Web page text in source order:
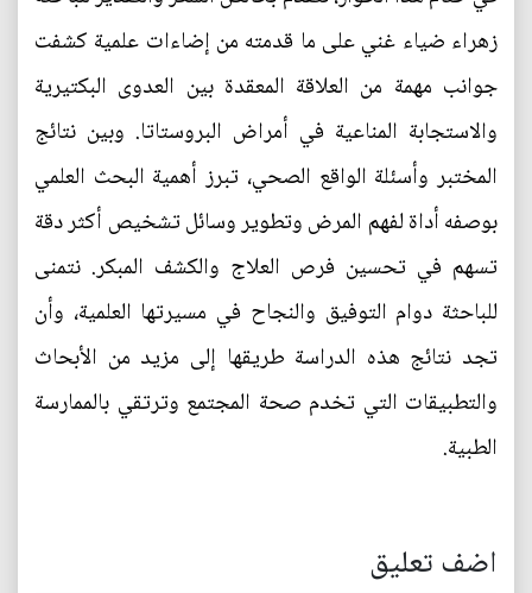
زهراء ضياء غني على ما قدمته من إضاءات علمية كشفت
جوانب مهمة من العلاقة المعقدة بين العدوى البكتيرية
والاستجابة المناعية في أمراض البروستاتا. وبين نتائج
المختبر وأسئلة الواقع الصحي، تبرز أهمية البحث العلمي
بوصفه أداة لفهم المرض وتطوير وسائل تشخيص أكثر دقة
تسهم في تحسين فرص العلاج والكشف المبكر. نتمنى
للباحثة دوام التوفيق والنجاح في مسيرتها العلمية، وأن
تجد نتائج هذه الدراسة طريقها إلى مزيد من الأبحاث
والتطبيقات التي تخدم صحة المجتمع وترتقي بالممارسة
الطبية.
اضف تعليق